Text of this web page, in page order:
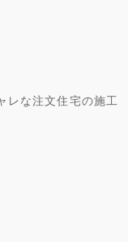
レな注文住宅の施工